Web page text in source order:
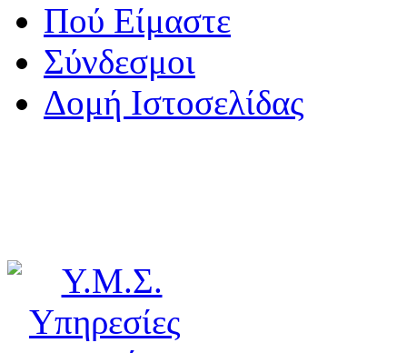
Πού Είμαστε
Σύνδεσμοι
Δομή Ιστοσελίδας